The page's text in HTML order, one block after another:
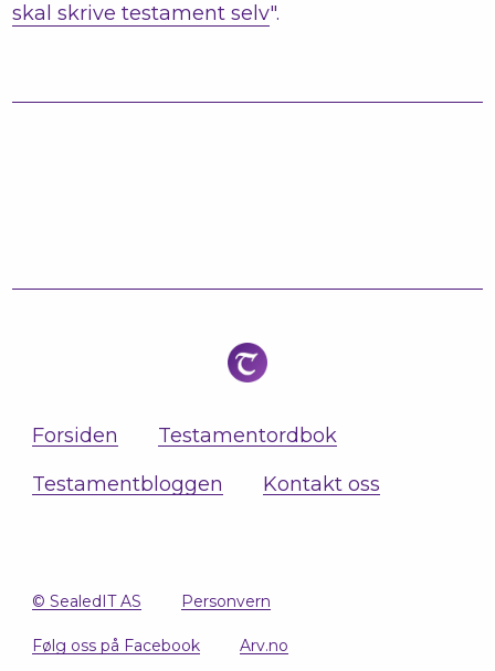
skal skrive testament selv".
Forsiden Testamentordbok
Testamentbloggen Kontakt oss
© SealedIT AS Personvern
Følg oss på Facebook Arv.no